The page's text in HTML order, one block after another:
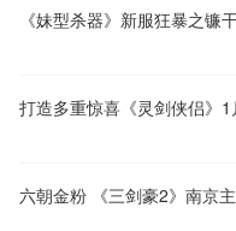
六朝金粉 《三剑豪2》南京